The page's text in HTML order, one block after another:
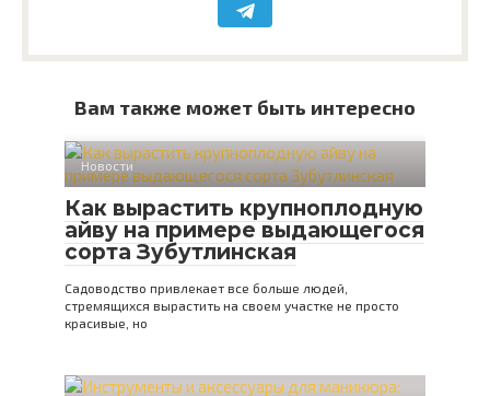
Вам также может быть интересно
Новости
Как вырастить крупноплодную
айву на примере выдающегося
сорта Зубутлинская
Садоводство привлекает все больше людей,
стремящихся вырастить на своем участке не просто
красивые, но